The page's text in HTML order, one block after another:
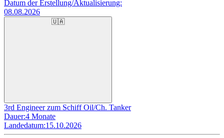
Datum der Erstellung/Aktualisierung:
08.08.2026
🇺🇦
3rd Engineer zum Schiff Oil/Ch. Tanker
Dauer:4 Monate
Landedatum:15.10.2026